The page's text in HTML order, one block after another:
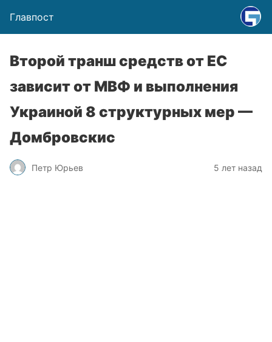
Главпост
Второй транш средств от ЕС
зависит от МВФ и выполнения
Украиной 8 структурных мер —
Домбровскис
Петр Юрьев 5 лет назад